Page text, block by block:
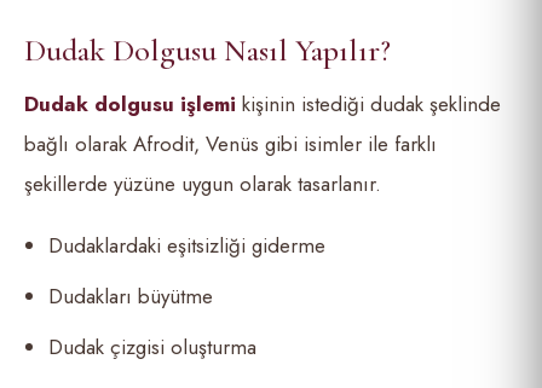
Dudak Dolgusu Nasıl Yapılır?
Dudak dolgusu işlemi kişinin istediği dudak şeklinde
bağlı olarak Afrodit, Venüs gibi isimler ile farklı
şekillerde yüzüne uygun olarak tasarlanır.
Dudaklardaki eşitsizliği giderme
Dudakları büyütme
Dudak çizgisi oluşturma